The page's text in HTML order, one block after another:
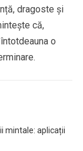
dragoste și
că,
o
mintale: aplicații